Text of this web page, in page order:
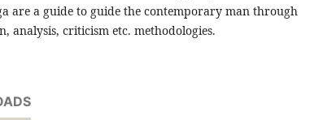
are a guide to guide the contemporary man through
analysis, criticism etc. methodologies.